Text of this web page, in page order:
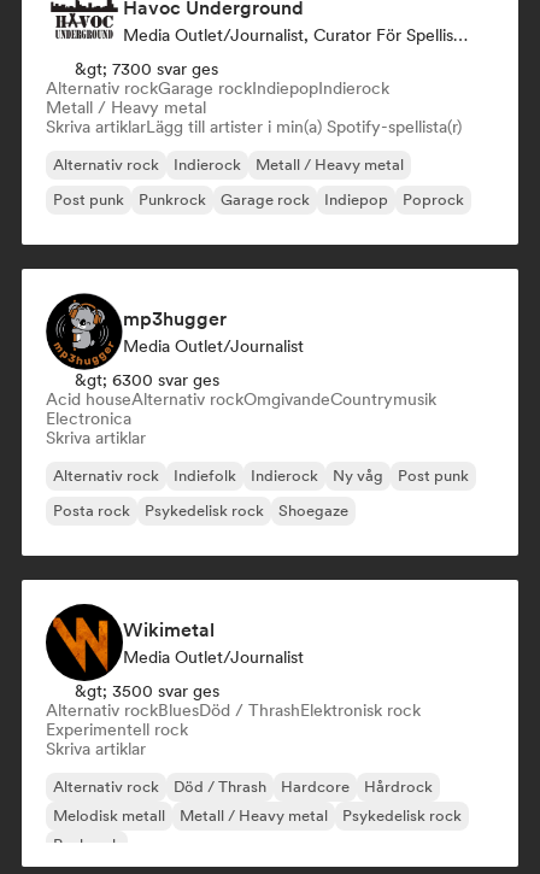
Havoc Underground
Media Outlet/Journalist, Curator För Spellistor
&gt; 7300 svar ges
Alternativ rockGarage rockIndiepopIndierock
Metall / Heavy metal
Skriva artiklarLägg till artister i min(a) Spotify-spellista(r)
Alternativ rock Indierock
Metall / Heavy metal
Post punk
Punkrock Garage rock Indiepop Poprock
mp3hugger
Media Outlet/Journalist
&gt; 6300 svar ges
Acid houseAlternativ rockOmgivandeCountrymusik
Electronica
Skriva artiklar
Alternativ rock Indiefolk Indierock Ny våg
Post punk
Posta rock
Psykedelisk rock Shoegaze
Wikimetal
Media Outlet/Journalist
&gt; 3500 svar ges
Alternativ rockBluesDöd / ThrashElektronisk rock
Experimentell rock
Skriva artiklar
Alternativ rock Död / Thrash Hardcore
Hårdrock
Melodisk metall
Metall / Heavy metal
Psykedelisk rock
Punkrock